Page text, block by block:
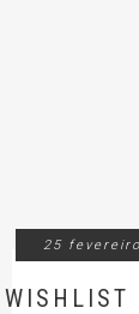
25
WISHLIST